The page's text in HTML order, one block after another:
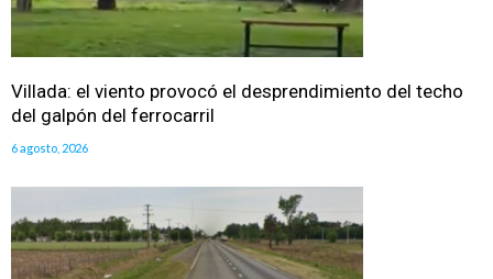
Villada: el viento provocó el desprendimiento del techo
del galpón del ferrocarril
6 agosto, 2026